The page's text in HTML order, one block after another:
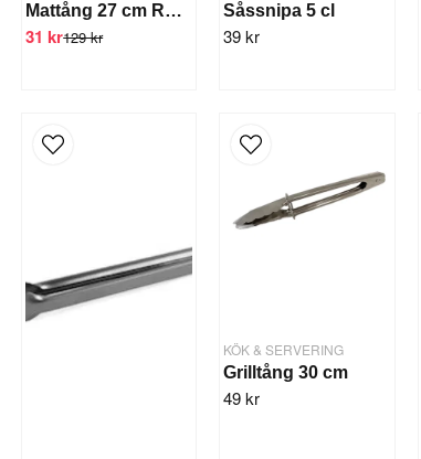
Mattång 27 cm Rostfri Inkl Hängögla
129 kr
31 kr
Såssnipa 5 cl
39 kr
KÖK & SERVERING
Grilltång 30 cm
49 kr